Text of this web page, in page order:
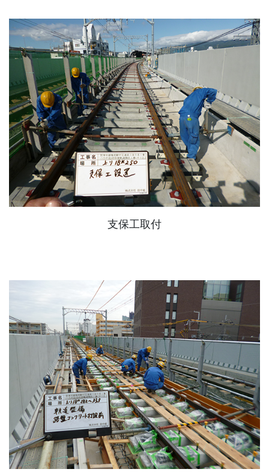
支保工取付